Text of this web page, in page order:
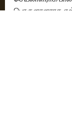
பொருளாளராக